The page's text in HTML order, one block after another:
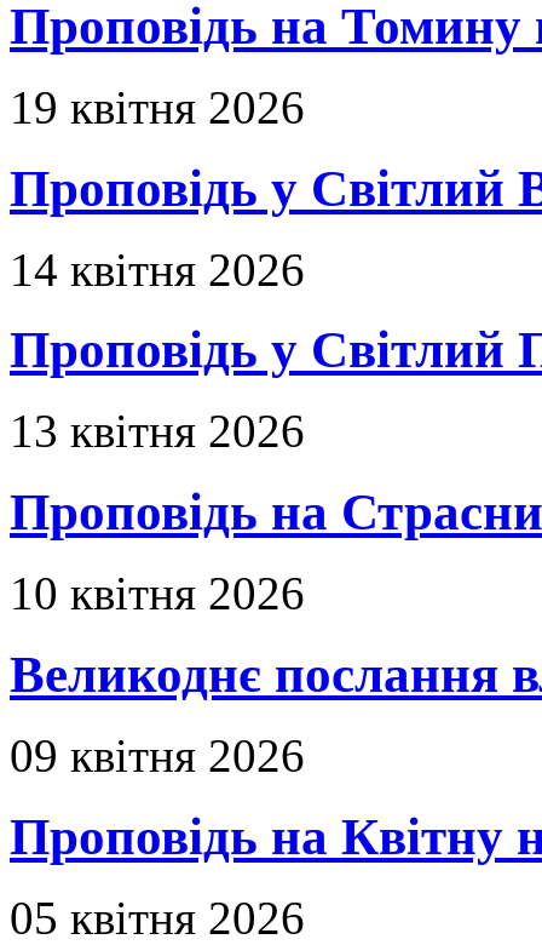
Проповідь на Томину
19 квітня 2026
Проповідь у Світлий
14 квітня 2026
Проповідь у Світлий
13 квітня 2026
Проповідь на
10 квітня 2026
Великоднє послання
09 квітня 2026
Проповідь на Квітну
05 квітня 2026